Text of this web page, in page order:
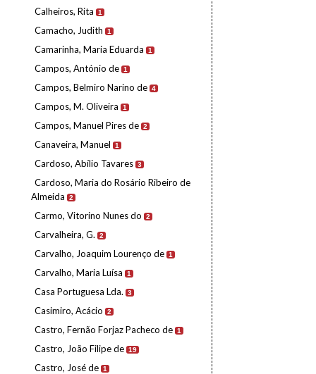
Calheiros, Rita 1
Camacho, Judith 1
Camarinha, Maria Eduarda 1
Campos, António de 1
Campos, Belmiro Narino de 4
Campos, M. Oliveira 1
Campos, Manuel Pires de 2
Canaveira, Manuel 1
Cardoso, Abílio Tavares 3
Cardoso, Maria do Rosário Ribeiro de
Almeida
2
Carmo, Vitorino Nunes do 2
Carvalheira, G. 2
Carvalho, Joaquim Lourenço de 1
Carvalho, Maria Luísa 1
Casa Portuguesa Lda. 3
Casimiro, Acácio 2
Castro, Fernão Forjaz Pacheco de 1
Castro, João Filipe de 19
Castro, José de 1